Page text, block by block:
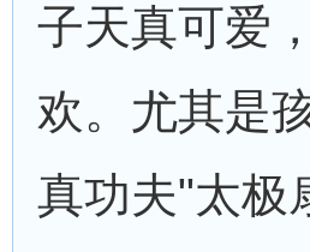
子天真可爱
欢。尤其是
真功夫"太极